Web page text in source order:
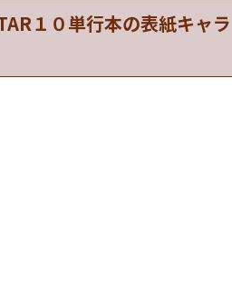
１０単行本の表紙キャラ